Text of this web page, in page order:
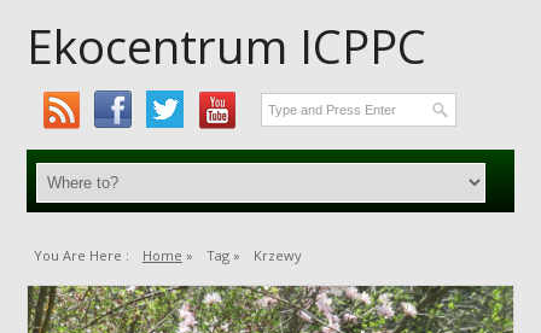
Ekocentrum ICPPC
You Are Here : Home » Tag » Krzewy